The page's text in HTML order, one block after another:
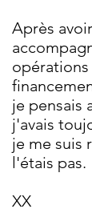
Après
je pensais
j'avais
je me suis
l'étais pas.
XX